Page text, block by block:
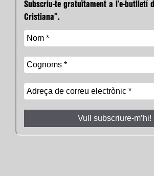
Subscriu-te gratuïtament a l’e-butlletí
Cristiana”.